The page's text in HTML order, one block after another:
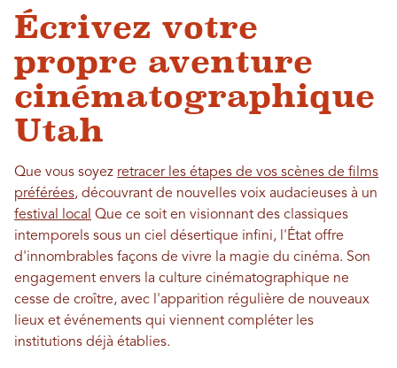
Écrivez votre
propre aventure
cinématographique
Utah
Que vous soyez retracer les étapes de vos scènes de films
préférées, découvrant de nouvelles voix audacieuses à un
festival local Que ce soit en visionnant des classiques
intemporels sous un ciel désertique infini, l'État offre
d'innombrables façons de vivre la magie du cinéma. Son
engagement envers la culture cinématographique ne
cesse de croître, avec l'apparition régulière de nouveaux
lieux et événements qui viennent compléter les
institutions déjà établies.